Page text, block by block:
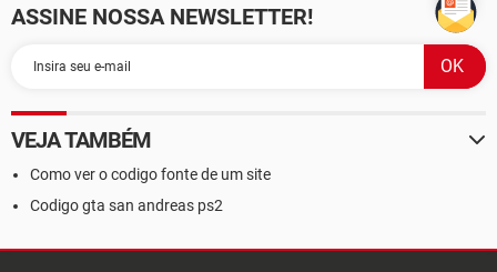
ASSINE NOSSA NEWSLETTER!
VEJA TAMBÉM
Como ver o codigo fonte de um site
Codigo gta san andreas ps2